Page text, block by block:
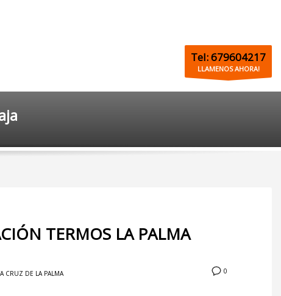
Tel: 679604217
LLAMENOS AHORA!
TERMOS LA PALMA
0
CRUZ DE LA PALMA